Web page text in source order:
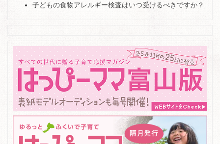
子どもの食物アレルギー検査はいつ受けるべきですか？